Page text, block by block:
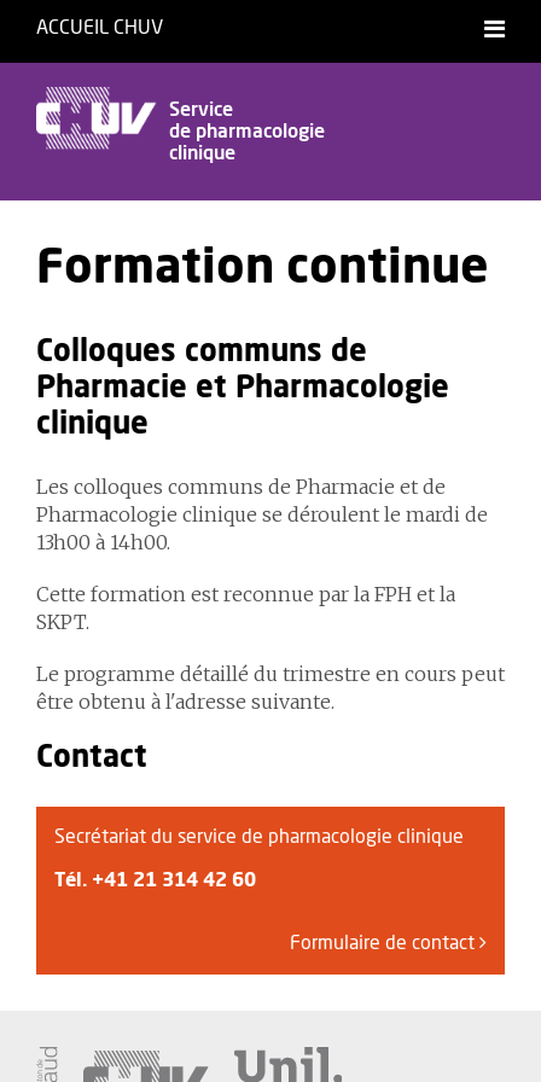
ACCUEIL CHUV
Service
de pharmacologie
clinique
Formation continue
Colloques communs de
Pharmacie et Pharmacologie
clinique
Les colloques communs de Pharmacie et de
Pharmacologie clinique se déroulent le mardi de
13h00 à 14h00.
Cette formation est reconnue par la FPH et la
SKPT.
Le programme détaillé du trimestre en cours peut
être obtenu à l'adresse suivante.
Contact
Secrétariat du service de pharmacologie clinique
Tél. +41 21 314 42 60
Formulaire de contact